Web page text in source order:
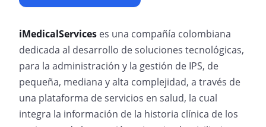
iMedicalServices es una compañía colombiana
dedicada al desarrollo de soluciones tecnológicas,
para la administración y la gestión de IPS, de
pequeña, mediana y alta complejidad, a través de
una plataforma de servicios en salud, la cual
integra la información de la historia clínica de los